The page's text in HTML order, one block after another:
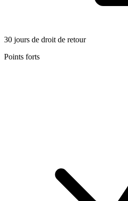
30 jours de droit de retour
Points forts